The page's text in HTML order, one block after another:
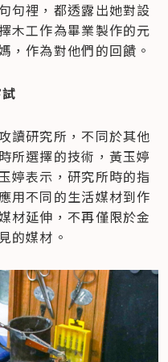
句裡，都透露出她對設
木工作為畢業製作的元
，作為對他們的回饋。
讀研究所，不同於其他
所選擇的技術，黃玉婷
婷表示，研究所時的指
用不同的生活媒材到作
材延伸，不再僅限於金
的媒材。